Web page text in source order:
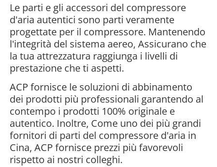
Le parti e gli accessori del compressore
d'aria autentici sono parti veramente
progettate per il compressore. Mantenendo
l'integrità del sistema aereo, Assicurano che
la tua attrezzatura raggiunga i livelli di
prestazione che ti aspetti.
ACP fornisce le soluzioni di abbinamento
dei prodotti più professionali garantendo al
contempo i prodotti 100% originale e
autentico. Inoltre, Come uno dei più grandi
fornitori di parti del compressore d'aria in
Cina, ACP fornisce prezzi più favorevoli
rispetto ai nostri colleghi.